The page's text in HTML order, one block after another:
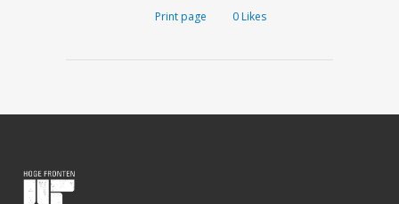
Print page 0Likes